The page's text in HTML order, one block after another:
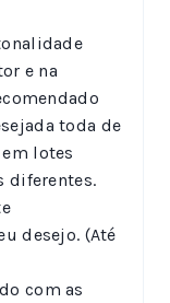
e na
toda de
lotes
diferentes.
desejo. (Até
com as